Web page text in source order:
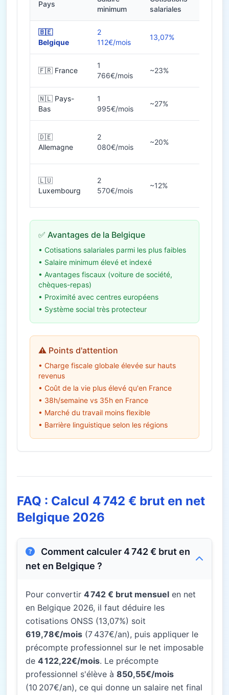
Pays
minimum
salariales
🇧🇪
Belgique
2
112€/mois
13,07%
🇫🇷 France
1
766€/mois
~23%
🇳🇱 Pays-
Bas
1
995€/mois
~27%
🇩🇪
Allemagne
2
080€/mois
~20%
🇱🇺
Luxembourg
2
570€/mois
~12%
✅ Avantages de la Belgique
• Cotisations salariales parmi les plus faibles
• Salaire minimum élevé et indexé
• Avantages fiscaux (voiture de société,
chèques-repas)
• Proximité avec centres européens
• Système social très protecteur
⚠️ Points d'attention
• Charge fiscale globale élevée sur hauts
revenus
• Coût de la vie plus élevé qu'en France
• 38h/semaine vs 35h en France
• Marché du travail moins flexible
• Barrière linguistique selon les régions
FAQ : Calcul 4 742 € brut en net
Belgique 2026
net en Belgique ?
Pour convertir 4 742 € brut mensuel en net
en Belgique 2026, il faut déduire les
cotisations ONSS (13,07%) soit
619,78€/mois (7 437€/an), puis appliquer le
précompte professionnel sur le net imposable
de 4 122,22€/mois. Le précompte
professionnel s'élève à 850,55€/mois
(10 207€/an), ce qui donne un salaire net final